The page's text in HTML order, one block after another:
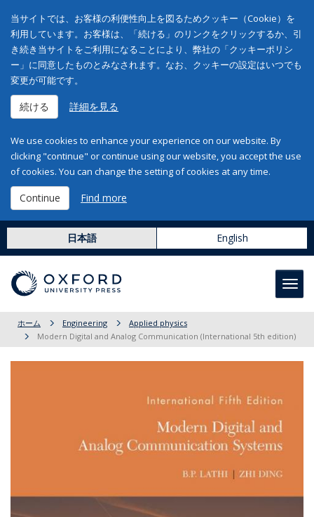
当サイトでは、お客様の利便性向上を図るためクッキー（Cookie）を
利用しています。お客様は、「続ける」のリンクをクリックするか、引
き続き当サイトをご利用になることにより、弊社の「クッキーポリシ
ー」に同意したものとみなされます。なお、クッキーの設定はいつでも
変更が可能です。
続ける 詳細を見る
We use cookies to enhance your experience on our website. By
clicking "continue" or continue using our website, you accept the use
of cookies. You can change the setting of cookies at any time.
Continue Find more
日本語 English
ホーム Engineering
Applied physics
Modern Digital and Analog Communication (International 5th edition)